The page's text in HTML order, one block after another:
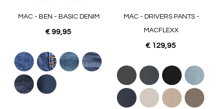
MAC - BEN - BASIC DENIM
€ 99,95
MAC - DRIVERS PANTS -
MACFLEXX
€ 129,95